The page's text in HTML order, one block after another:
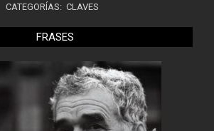
CATEGORÍAS: CLAVES
FRASES